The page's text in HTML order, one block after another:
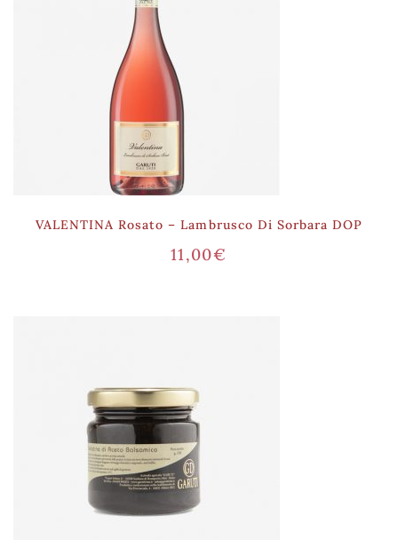
VALENTINA Rosato – Lambrusco Di Sorbara DOP
11,00€